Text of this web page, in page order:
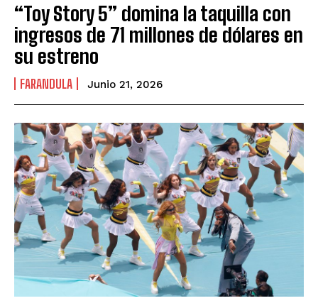
“Toy Story 5” domina la taquilla con
ingresos de 71 millones de dólares en
su estreno
FARANDULA Junio 21, 2026